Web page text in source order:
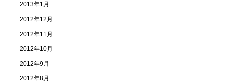
2013年1月
2012年12月
2012年11月
2012年10月
2012年9月
2012年8月